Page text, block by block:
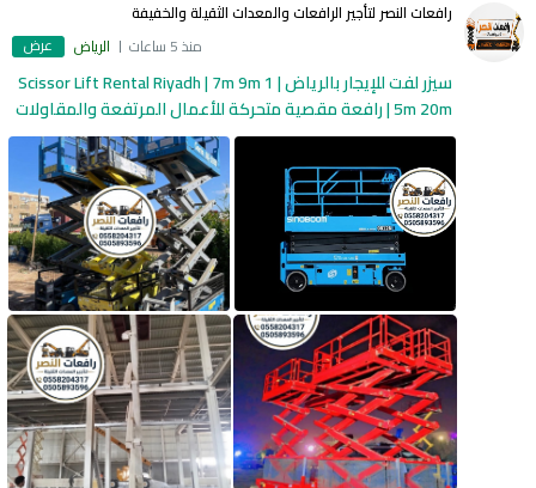
رافعات النصر لتأجير الرافعات والمعدات الثقيلة والخفيفة
منذ 5 ساعات
الرياض عرض
سيزر لفت للإيجار بالرياض | Scissor Lift Rental Riyadh | 7m 9m 1
5m 20m | رافعة مقصية متحركة للأعمال المرتفعة والمقاولات